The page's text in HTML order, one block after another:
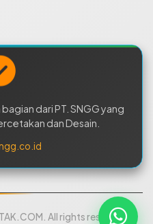
dari PT. SNGG yang
dan Desain.
All rights reserved.